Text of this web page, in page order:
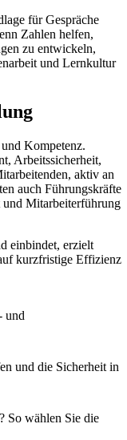
für Gespräche
Zahlen helfen,
zu entwickeln,
und Lernkultur
Kompetenz.
Arbeitssicherheit,
aktiv an
auch Führungskräfte
und Mitarbeiterführung
einbindet, erzielt
kurzfristige Effizienz
und
und die Sicherheit in
So wählen Sie die